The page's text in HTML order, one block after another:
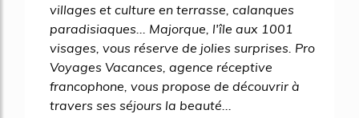
villages et culture en terrasse, calanques
paradisiaques... Majorque, l'île aux 1001
visages, vous réserve de jolies surprises. Pro
Voyages Vacances, agence réceptive
francophone, vous propose de découvrir à
travers ses séjours la beauté...